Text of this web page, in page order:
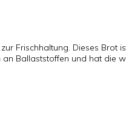
Frischhaltung. Dieses Brot
Ballaststoffen und hat die